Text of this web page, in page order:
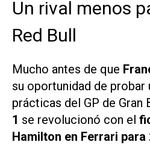
Un rival menos
Red Bull
Mucho antes de que
su oportunidad de probar
prácticas del GP de Gran
1 se revolucionó con el
Hamilton en Ferrari para